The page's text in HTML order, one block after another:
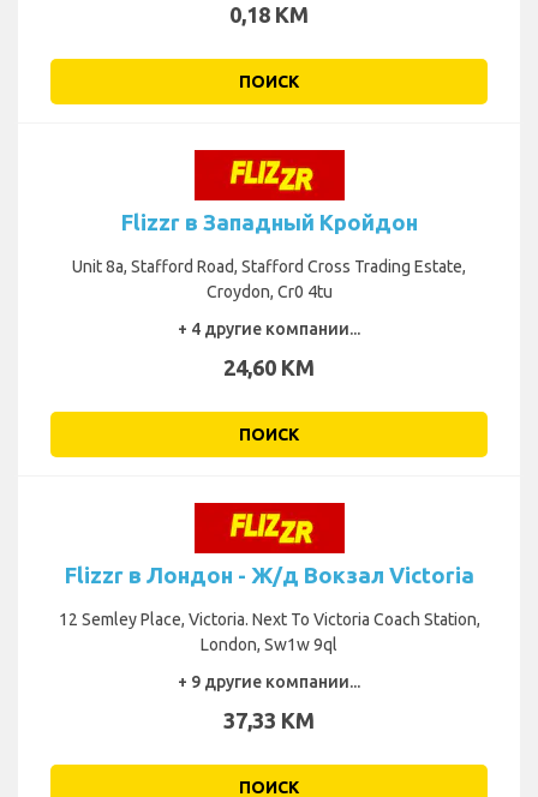
0,18 KM
ПОИСК
Flizzr в Западный Кройдон
Unit 8a, Stafford Road, Stafford Cross Trading Estate,
Croydon, Cr0 4tu
+ 4 другие компании...
24,60 KM
ПОИСК
Flizzr в Лондон - Ж/д Вокзал Victoria
12 Semley Place, Victoria. Next To Victoria Coach Station,
London, Sw1w 9ql
+ 9 другие компании...
37,33 KM
ПОИСК